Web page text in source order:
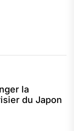
la
du Japon